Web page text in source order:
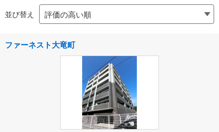
並び替え
ファーネスト大竜町